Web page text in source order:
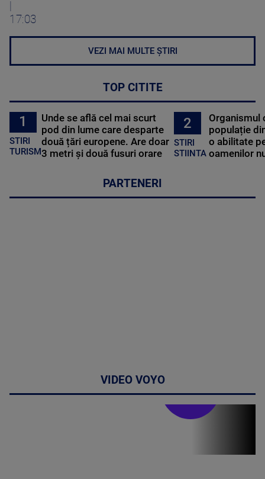
17:03
VEZI MAI MULTE ȘTIRI
TOP CITITE
1
STIRI
TURISM
Unde se află cel mai scurt
pod din lume care desparte
două țări europene. Are doar
3 metri și două fusuri orare
2
STIRI
STIINTA
Organismul
populație
o abilitate
oamenilor
PARTENERI
VIDEO VOYO